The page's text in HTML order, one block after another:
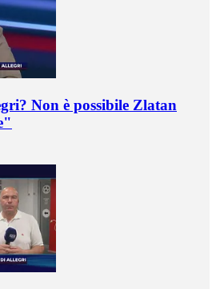
Non è possibile Zlatan